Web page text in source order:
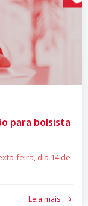
para bolsista
feira, dia 14 de
Leia mais